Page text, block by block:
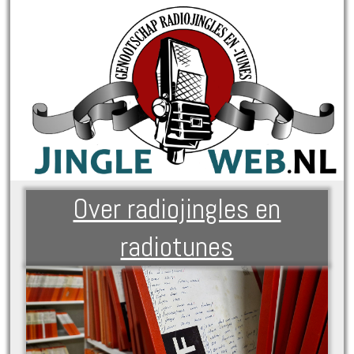
Over radiojingles en
radiotunes